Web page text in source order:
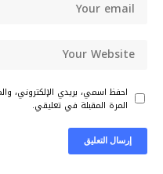
احفظ اسمي، بريدي الإلكتروني،
المرة المقبلة في تعليقي.